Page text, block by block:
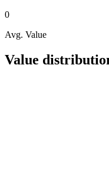
0
Avg. Value
Value